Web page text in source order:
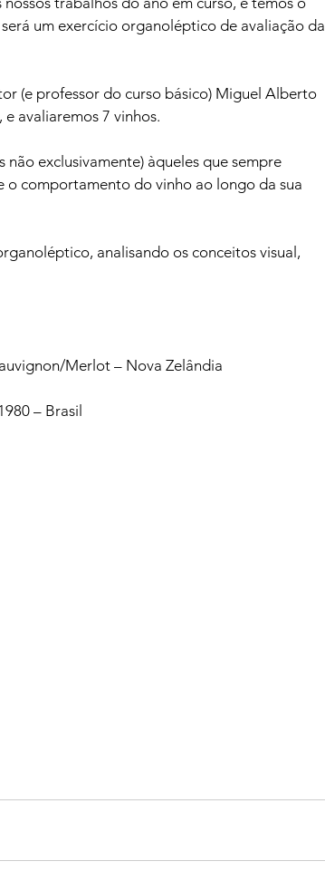
um exercício organoléptico de avaliação da
(e professor do curso básico) Miguel Alberto
avaliaremos 7 vinhos.
exclusivamente) àqueles que sempre
o comportamento do vinho ao longo da sua
analisando os conceitos visual,
Merlot – Nova Zelândia
– Brasil